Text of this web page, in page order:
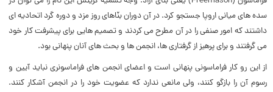
سده های میانی اروپا جستجو کرد. در آن دوران بنّاهای روز مزد و دوره گرد اتحادیه ای
داشتند که امور صنفی را در آن مطرح می کردند و تصمیم هایی برای پیشرفت کار خود
می گرفتند و برای پرهیز از گرفتاری ها، انجمن ها و بحث های آنان پنهانی بود.
از این رو کار فراماسونی پنهانی است و اعضای انجمن های فراماسونری نباید آیین و
رسوم آن را بازگو کنند، ولی مانعی ندارد که عضویت خود را در انجمن آشکار کنند.